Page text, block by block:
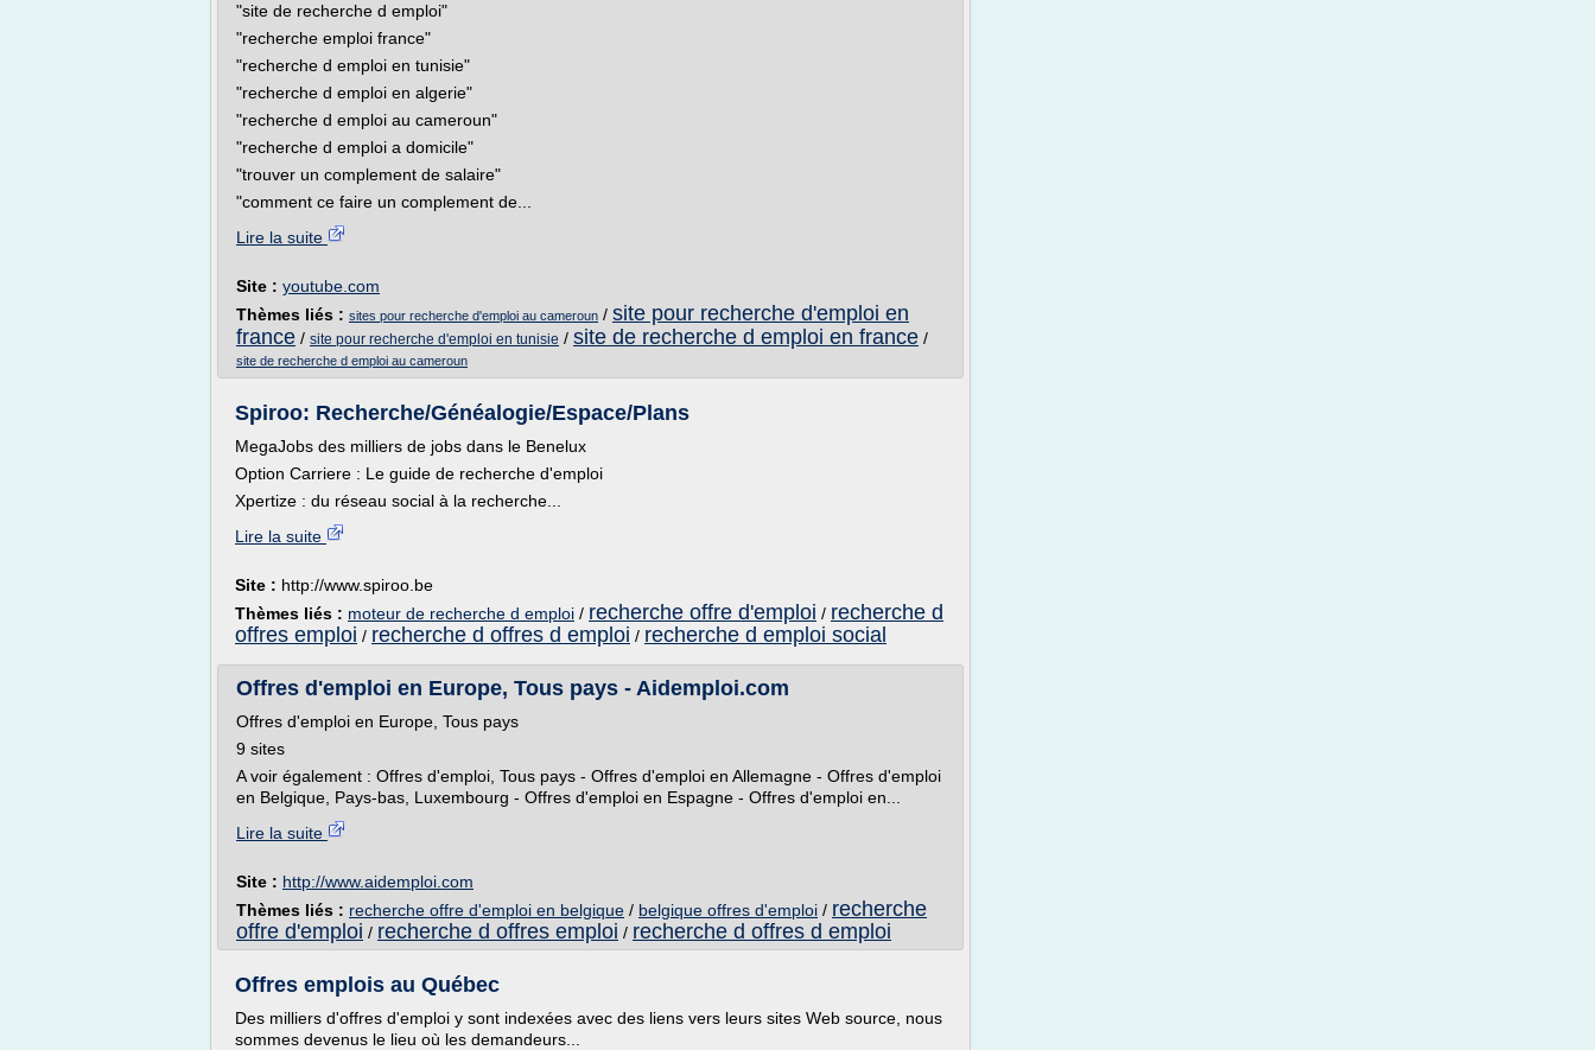
"site de recherche d emploi"
"recherche emploi france"
"recherche d emploi en tunisie"
"recherche d emploi en algerie"
"recherche d emploi au cameroun"
"recherche d emploi a domicile"
"trouver un complement de salaire"
"comment ce faire un complement de...
Lire la suite
Site : youtube.com
Thèmes liés : sites pour recherche d'emploi au cameroun / site pour recherche d'emploi en
france / site pour recherche d'emploi en tunisie / site de recherche d emploi en france /
site de recherche d emploi au cameroun
Spiroo: Recherche/Généalogie/Espace/Plans
MegaJobs des milliers de jobs dans le Benelux
Option Carriere : Le guide de recherche d'emploi
Xpertize : du réseau social à la recherche...
Lire la suite
Site : http://www.spiroo.be
Thèmes liés : moteur de recherche d emploi / recherche offre d'emploi / recherche d
offres emploi / recherche d offres d emploi / recherche d emploi social
Offres d'emploi en Europe, Tous pays - Aidemploi.com
Offres d'emploi en Europe, Tous pays
9 sites
A voir également : Offres d'emploi, Tous pays - Offres d'emploi en Allemagne - Offres d'emploi
en Belgique, Pays-bas, Luxembourg - Offres d'emploi en Espagne - Offres d'emploi en...
Lire la suite
Site : http://www.aidemploi.com
Thèmes liés : recherche offre d'emploi en belgique / belgique offres d'emploi / recherche
offre d'emploi / recherche d offres emploi / recherche d offres d emploi
Offres emplois au Québec
Des milliers d'offres d'emploi y sont indexées avec des liens vers leurs sites Web source, nous
sommes devenus le lieu où les demandeurs...